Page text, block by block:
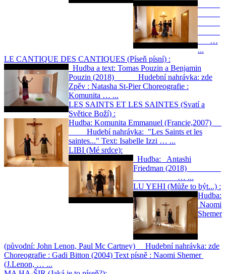
…
...
LE CANTIQUE DES CANTIQUES (Píseň písní) :
Hudba a text: Tomas Pouzin a Benjamin
Pouzin (2018) Hudební nahrávka: zde
Zpěv : Natasha St-Pier Choreografie :
Komunita … ...
LES SAINTS ET LES SAINTES (Svatí a
Světice Boží) :
Hudba: Komunita Emmanuel (Francie,2007)
Hudebí nahrávka: "Les Saints et les
saintes..." Text: Isabelle Izzi … ...
LIBI (Mé srdce):
Hudba: Antashi
Friedman (2018)
… ...
LU YEHI (Může to být...) :
Hudba:
Naomi
Shemer
(původní: John Lenon, Paul Mc Cartney) Hudební nahrávka: zde
Choreografie : Gadi Bitton (2004) Text písně : Naomi Shemer
(J.Lenon, … ...